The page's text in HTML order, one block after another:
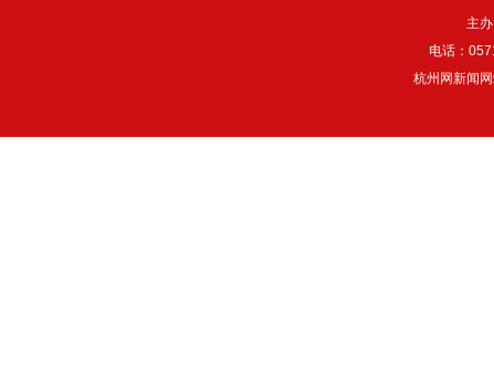
主
电话：
杭州网新闻